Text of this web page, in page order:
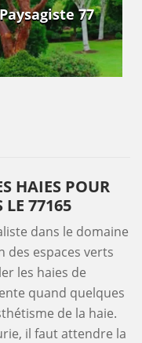
77
HAIES POUR
LE 77165
dans le domaine
des espaces verts
les haies de
quand quelques
de la haie.
il faut attendre la